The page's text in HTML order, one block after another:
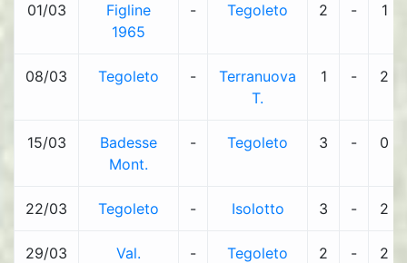
01/03
Figline
1965
- Tegoleto 2 - 1
08/03 Tegoleto -
Terranuova
T.
1 - 2
15/03
Badesse
Mont.
- Tegoleto 3 - 0
22/03 Tegoleto - Isolotto 3 - 2
29/03
Val.
- Tegoleto 2 - 2